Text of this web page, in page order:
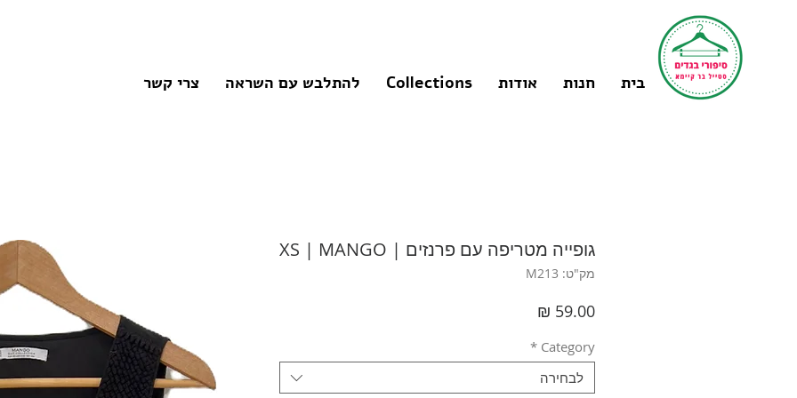
בית חנות אודות Collections להתלבש עם השראה צרי קשר
גופייה מטריפה עם פרנזים | XS | MANGO
מק"ט: M213
Category
*
לבחירה